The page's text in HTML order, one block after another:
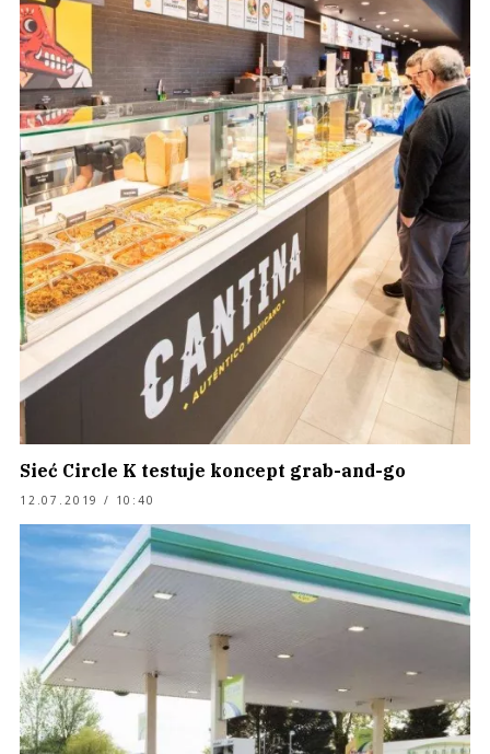
Sieć Circle K testuje koncept grab-and-go
12.07.2019 / 10:40